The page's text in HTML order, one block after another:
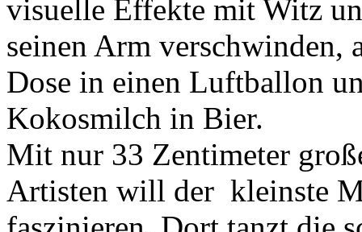
visuelle Effekte mit Witz
seinen Arm verschwinden,
Dose in einen Luftballon
Kokosmilch in Bier.
Mit nur 33 Zentimeter
Artisten will der kleinste